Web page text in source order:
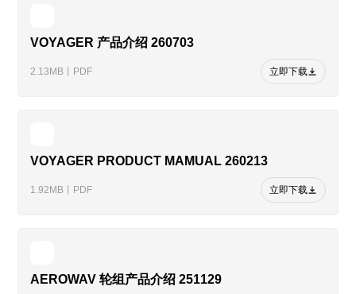
VOYAGER 产品介绍 260703
2.13MB丨PDF 立即下载
VOYAGER PRODUCT MAMUAL 260213
1.92MB丨PDF 立即下载
AEROWAV 轮组产品介绍 251129